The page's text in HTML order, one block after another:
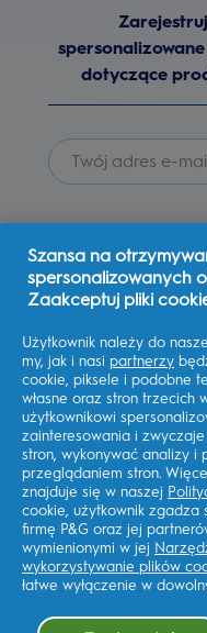
dotyczące
Wyrażam zgodę
komunikacji na temat
promocyjnych od Oral-
poczty elektronicznej i
Firma Procter &
przetwarzać Twoje
stronie, korzystanie z
zgody, wysyłać
spersonalizowane
Aby uzyskać więcej
danych osobowych i
tutajlub zapoznaj
Musisz mieć co
Szansa na
spersonalizowanych
Zaakceptuj pliki
Użytkownik należy do
my, jak i nasi partnerzy
cookie, piksele i podobne
własne oraz stron trzecich
użytkownikowi
zainteresowania i
stron, wykonywać analizy i
przeglądaniem stron.
znajduje się w naszej
cookie, użytkownik zgadza
firmę P&G oraz jej
wymienionymi w jej
wykorzystywanie plików
łatwe wyłączenie w